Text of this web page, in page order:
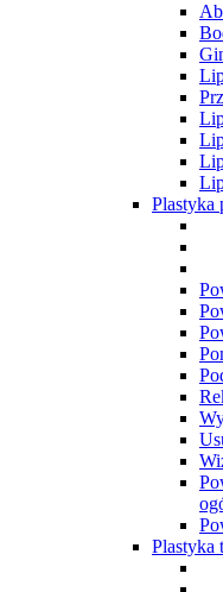
Plastyka
Plastyka